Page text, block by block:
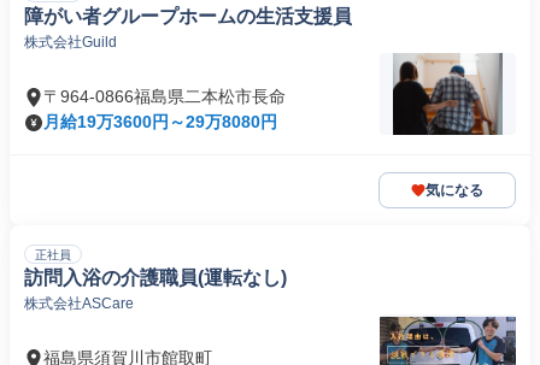
障がい者グループホームの生活支援員
株式会社Guild
〒964-0866福島県二本松市長命
月給19万3600円～29万8080円
気になる
正社員
訪問入浴の介護職員(運転なし)
株式会社ASCare
福島県須賀川市館取町